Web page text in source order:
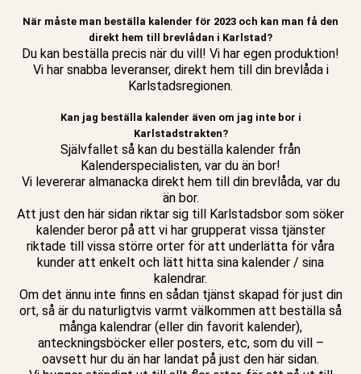
När måste man beställa kalender för 2023 och kan man få den
direkt hem till brevlådan i Karlstad?
Du kan beställa precis när du vill! Vi har egen produktion!
Vi har snabba leveranser, direkt hem till din brevlåda i
Karlstadsregionen.
Kan jag beställa kalender även om jag inte bor i
Karlstadstrakten?
Självfallet så kan du beställa kalender från
Kalenderspecialisten, var du än bor!
Vi levererar almanacka direkt hem till din brevlåda, var du
än bor.
Att just den här sidan riktar sig till Karlstadsbor som söker
kalender beror på att vi har grupperat vissa tjänster
riktade till vissa större orter för att underlätta för våra
kunder att enkelt och lätt hitta sina kalender / sina
kalendrar.
Om det ännu inte finns en sådan tjänst skapad för just din
ort, så är du naturligtvis varmt välkommen att beställa så
många kalendrar (eller din favorit kalender),
anteckningsböcker eller posters, etc, som du vill –
oavsett hur du än har landat på just den här sidan.